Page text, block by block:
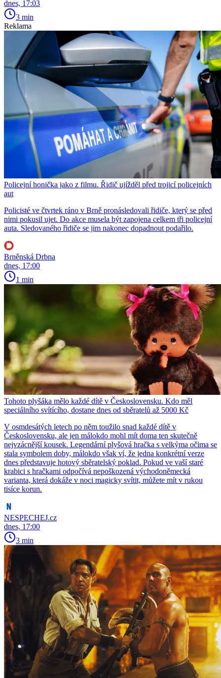
dnes, 17:03
3 min
Reklama
Policejní honička jako z filmu. Řidič ujížděl před trojicí policejních
aut
Policisté ve čtvrtek ráno v Brně pronásledovali řidiče, který se před
nimi pokusil ujet. Do akce musela být zapojena celkem tři policejní
auta. Sledovaného řidiče se jim nakonec dopadnout podařilo.
Brněnská Drbna
dnes, 17:00
1 min
Tohoto plyšáka mělo každé dítě v Československu. Kdo měl
speciálního svítícího, dostane dnes od sběratelů až 5000 Kč
V osmdesátých letech po něm toužilo snad každé dítě v
Československu, ale jen málokdo mohl mít doma ten skutečně
nejvzácnější kousek. Legendární plyšová hračka s velkýma očima se
stala symbolem doby, málokdo však ví, že jedna konkrétní verze
dnes představuje hotový sběratelský poklad. Pokud ve vaší staré
krabici s hračkami odpočívá nepoškozená východoněmecká
varianta, která dokáže v noci magicky svítit, můžete mít v rukou
tisíce korun.
NESPECHEJ.cz
dnes, 17:00
3 min